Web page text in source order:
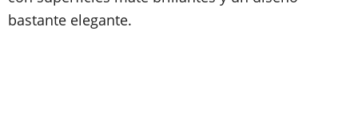
bastante elegante.